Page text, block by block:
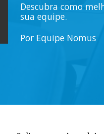
Descubra como
sua equipe.
Por Equipe Nomus